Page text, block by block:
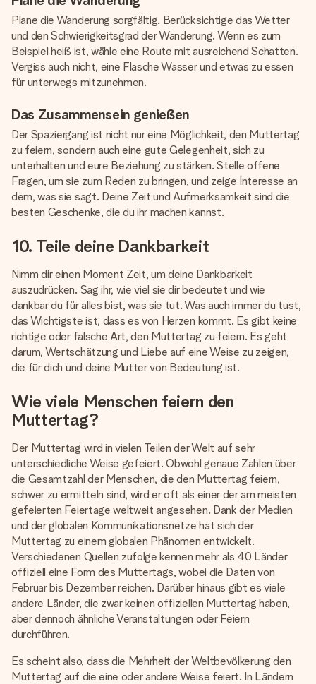
Plane die Wanderung sorgfältig. Berücksichtige das Wetter
und den Schwierigkeitsgrad der Wanderung. Wenn es zum
Beispiel heiß ist, wähle eine Route mit ausreichend Schatten.
Vergiss auch nicht, eine Flasche Wasser und etwas zu essen
für unterwegs mitzunehmen.
Das Zusammensein genießen
Der Spaziergang ist nicht nur eine Möglichkeit, den Muttertag
zu feiern, sondern auch eine gute Gelegenheit, sich zu
unterhalten und eure Beziehung zu stärken. Stelle offene
Fragen, um sie zum Reden zu bringen, und zeige Interesse an
dem, was sie sagt. Deine Zeit und Aufmerksamkeit sind die
besten Geschenke, die du ihr machen kannst.
10. Teile deine Dankbarkeit
Nimm dir einen Moment Zeit, um deine Dankbarkeit
auszudrücken. Sag ihr, wie viel sie dir bedeutet und wie
dankbar du für alles bist, was sie tut. Was auch immer du tust,
das Wichtigste ist, dass es von Herzen kommt. Es gibt keine
richtige oder falsche Art, den Muttertag zu feiern. Es geht
darum, Wertschätzung und Liebe auf eine Weise zu zeigen,
die für dich und deine Mutter von Bedeutung ist.
Wie viele Menschen feiern den
Muttertag?
Der Muttertag wird in vielen Teilen der Welt auf sehr
unterschiedliche Weise gefeiert. Obwohl genaue Zahlen über
die Gesamtzahl der Menschen, die den Muttertag feiern,
schwer zu ermitteln sind, wird er oft als einer der am meisten
gefeierten Feiertage weltweit angesehen. Dank der Medien
und der globalen Kommunikationsnetze hat sich der
Muttertag zu einem globalen Phänomen entwickelt.
Verschiedenen Quellen zufolge kennen mehr als 40 Länder
offiziell eine Form des Muttertags, wobei die Daten von
Februar bis Dezember reichen. Darüber hinaus gibt es viele
andere Länder, die zwar keinen offiziellen Muttertag haben,
aber dennoch ähnliche Veranstaltungen oder Feiern
durchführen.
Es scheint also, dass die Mehrheit der Weltbevölkerung den
Muttertag auf die eine oder andere Weise feiert. In Ländern